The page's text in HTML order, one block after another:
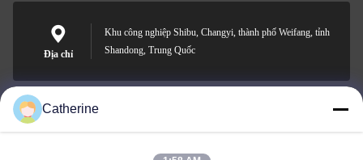
Địa chỉ
Khu công nghiệp Shibu, Changyi, thành phố Weifang, tỉnh
Shandong, Trung Quốc
padraic@huayumachine.cn
Catherine